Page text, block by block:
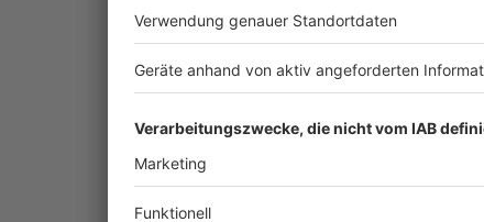
unterschiedlichen
ausgestrahlt. Im Falle
lediglich Anspruch auf
keinerlei Gewähr.
Schaltung sind
beruhen. Der
Reklamationen werden
Audiospots auch im